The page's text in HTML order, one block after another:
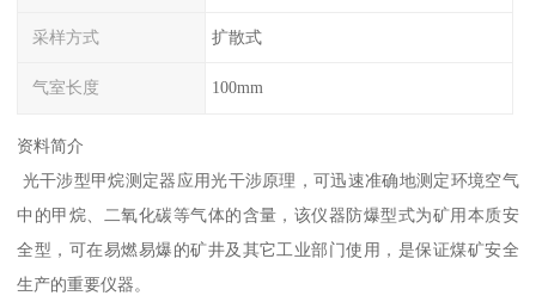
采样方式 扩散式
气室长度 100mm
资料简介
光干涉型甲烷测定器应用光干涉原理，可迅速准确地测定环境空气
中的甲烷、二氧化碳等气体的含量，该仪器防爆型式为矿用本质安
全型，可在易燃易爆的矿井及其它工业部门使用，是保证煤矿安全
生产的重要仪器。